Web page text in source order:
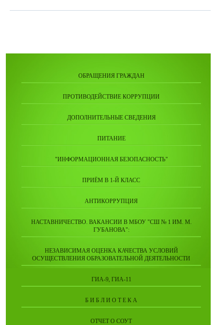
ОБРАЩЕНИЯ ГРАЖДАН
ПРОТИВОДЕЙСТВИЕ КОРРУПЦИИ
ДОПОЛНИТЕЛЬНЫЕ СВЕДЕНИЯ
ПИТАНИЕ
"ИНФОРМАЦИОННАЯ БЕЗОПАСНОСТЬ"
ПРИЁМ В 1-Й КЛАСС
АНТИКОРРУПЦИЯ
НАСТАВНИЧЕСТВО. ВАКАНСИИ В МБОУ "СШ № 1 ИМ. М.
ГУБАНОВА":
НЕЗАВИСИМАЯ ОЦЕНКА КАЧЕСТВА УСЛОВИЙ
ОСУЩЕСТВЛЕНИЯ ОБРАЗОВАТЕЛЬНОЙ ДЕЯТЕЛЬНОСТИ
ГИА-9, ГИА-11
Б И Б Л И О Т Е К А
ОТЧЕТ О СОУТ